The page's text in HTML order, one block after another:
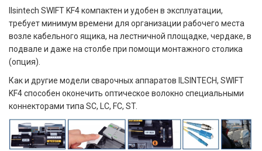
Ilsintech SWIFT KF4 компактен и удобен в эксплуатации,
требует минимум времени для организации рабочего места
возле кабельного ящика, на лестничной площадке, чердаке, в
подвале и даже на столбе при помощи монтажного столика
(опция).
Как и другие модели сварочных аппаратов ILSINTECH, SWIFT
KF4 способен оконечить оптическое волокно специальными
коннекторами типа SC, LC, FC, ST.